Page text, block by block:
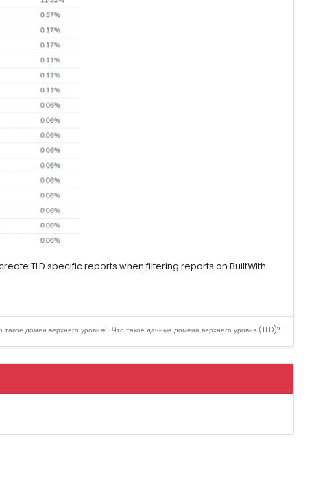
TLD specific reports when filtering reports on BuiltWith
такое домен верхнего уровня? · Что такое данные домена верхнего уровня (TLD)?